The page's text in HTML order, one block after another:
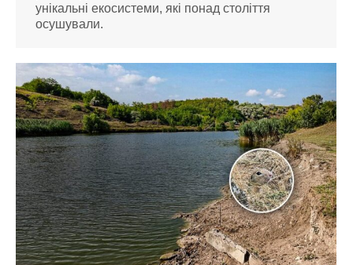
унікальні екосистеми, які понад століття
осушували.